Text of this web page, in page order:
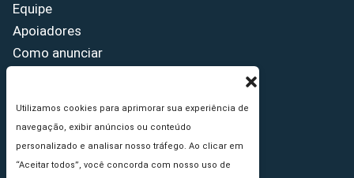
Utilizamos cookies para aprimorar sua experiência de
navegação, exibir anúncios ou conteúdo
personalizado e analisar nosso tráfego. Ao clicar em
“Aceitar todos”, você concorda com nosso uso de
Equipe
Apoiadores
Como anunciar
Princípios Editoriais